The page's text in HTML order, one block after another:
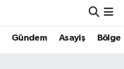
Gündem Asayiş Bölge